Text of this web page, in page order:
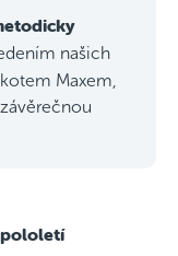
našich
Maxem,